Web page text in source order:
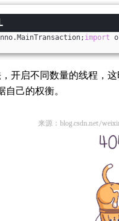
import
开启不同数量的线程，
己的权衡。
来源：blog.csdn.net/